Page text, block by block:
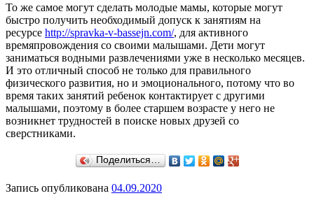
То же самое могут сделать молодые мамы, которые могут
быстро получить необходимый допуск к занятиям на
ресурсе http://spravka-v-bassejn.com/, для активного
времяпровождения со своими малышами. Дети могут
заниматься водными развлечениями уже в несколько месяцев.
И это отличный способ не только для правильного
физического развития, но и эмоционального, потому что во
время таких занятий ребенок контактирует с другими
малышами, поэтому в более старшем возрасте у него не
возникнет трудностей в поиске новых друзей со
сверстниками.
Поделиться…
Запись опубликована 04.09.2020